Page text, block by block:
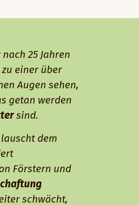
25 Jahren
einer über
Augen sehen,
getan werden
sind.
dem
Förstern und
schwächt,